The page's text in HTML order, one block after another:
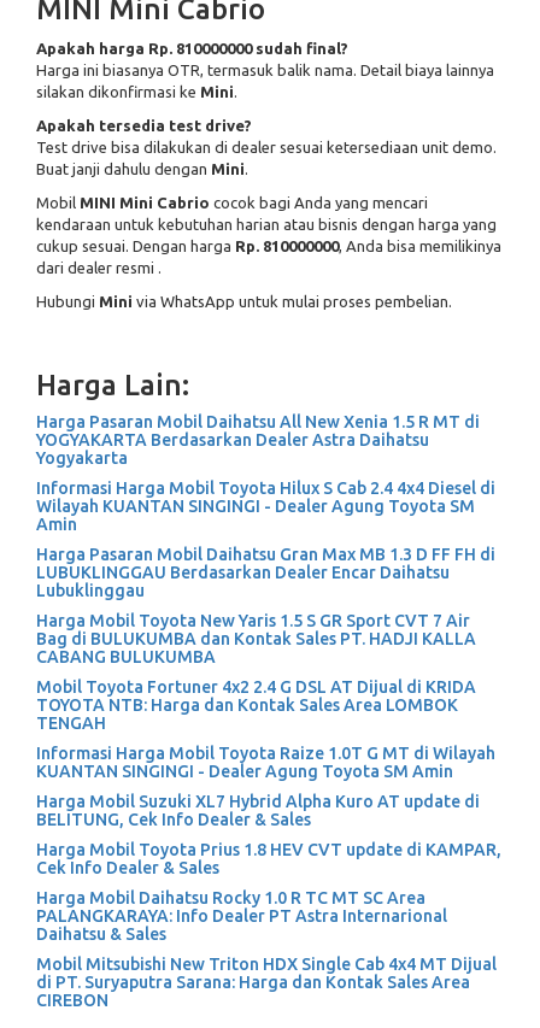
MINI Mini Cabrio
Apakah harga Rp. 810000000 sudah final?
Harga ini biasanya OTR, termasuk balik nama. Detail biaya lainnya
silakan dikonfirmasi ke Mini.
Apakah tersedia test drive?
Test drive bisa dilakukan di dealer sesuai ketersediaan unit demo.
Buat janji dahulu dengan Mini.
Mobil MINI Mini Cabrio cocok bagi Anda yang mencari
kendaraan untuk kebutuhan harian atau bisnis dengan harga yang
cukup sesuai. Dengan harga Rp. 810000000, Anda bisa memilikinya
dari dealer resmi .
Hubungi Mini via WhatsApp untuk mulai proses pembelian.
Harga Lain:
Harga Pasaran Mobil Daihatsu All New Xenia 1.5 R MT di
YOGYAKARTA Berdasarkan Dealer Astra Daihatsu
Yogyakarta
Informasi Harga Mobil Toyota Hilux S Cab 2.4 4x4 Diesel di
Wilayah KUANTAN SINGINGI - Dealer Agung Toyota SM
Amin
Harga Pasaran Mobil Daihatsu Gran Max MB 1.3 D FF FH di
LUBUKLINGGAU Berdasarkan Dealer Encar Daihatsu
Lubuklinggau
Harga Mobil Toyota New Yaris 1.5 S GR Sport CVT 7 Air
Bag di BULUKUMBA dan Kontak Sales PT. HADJI KALLA
CABANG BULUKUMBA
Mobil Toyota Fortuner 4x2 2.4 G DSL AT Dijual di KRIDA
TOYOTA NTB: Harga dan Kontak Sales Area LOMBOK
TENGAH
Informasi Harga Mobil Toyota Raize 1.0T G MT di Wilayah
KUANTAN SINGINGI - Dealer Agung Toyota SM Amin
Harga Mobil Suzuki XL7 Hybrid Alpha Kuro AT update di
BELITUNG, Cek Info Dealer & Sales
Harga Mobil Toyota Prius 1.8 HEV CVT update di KAMPAR,
Cek Info Dealer & Sales
Harga Mobil Daihatsu Rocky 1.0 R TC MT SC Area
PALANGKARAYA: Info Dealer PT Astra Internarional
Daihatsu & Sales
Mobil Mitsubishi New Triton HDX Single Cab 4x4 MT Dijual
di PT. Suryaputra Sarana: Harga dan Kontak Sales Area
CIREBON